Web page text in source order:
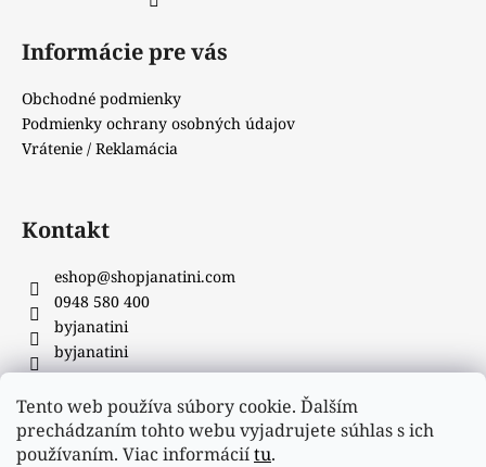
Tento web používa súbory cookie. Ďalším
prechádzaním tohto webu vyjadrujete súhlas s ich
používaním. Viac informáciítu.
Informácie pre vás
Obchodné podmienky
Podmienky ochrany osobných údajov
Vrátenie / Reklamácia
Kontakt
eshop@shopjanatini.com
0948 580 400
byjanatini
byjanatini
Facebook